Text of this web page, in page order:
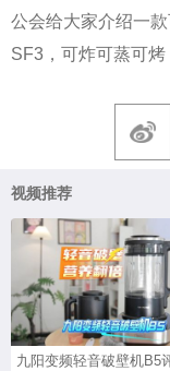
公会给大家介绍一
SF3，可炸可蒸可烤
视频推荐
九阳变频轻音破壁机B5